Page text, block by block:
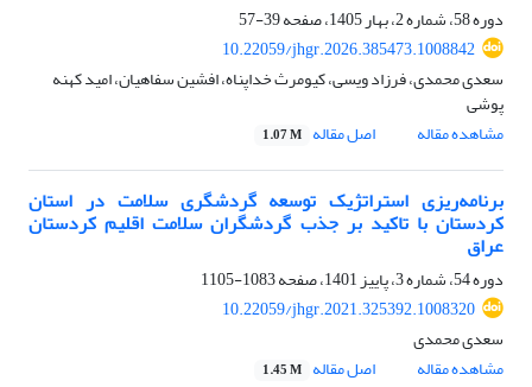
دوره 58، شماره 2، بهار 1405، صفحه
39-57
10.22059/jhgr.2026.385473.1008842
سعدی محمدی، فرزاد ویسی، کیومرث خداپناه، افشین سفاهیان، امید کهنه
پوشی
مشاهده مقاله
اصل مقاله 1.07 M
برنامه‌ریزی استراتژیک توسعه گردشگری سلامت در استان
کردستان با تاکید بر جذب گردشگران سلامت اقلیم کردستان
عراق
دوره 54، شماره 3، پاییز 1401، صفحه
1083-1105
10.22059/jhgr.2021.325392.1008320
سعدی محمدی
مشاهده مقاله
اصل مقاله 1.45 M